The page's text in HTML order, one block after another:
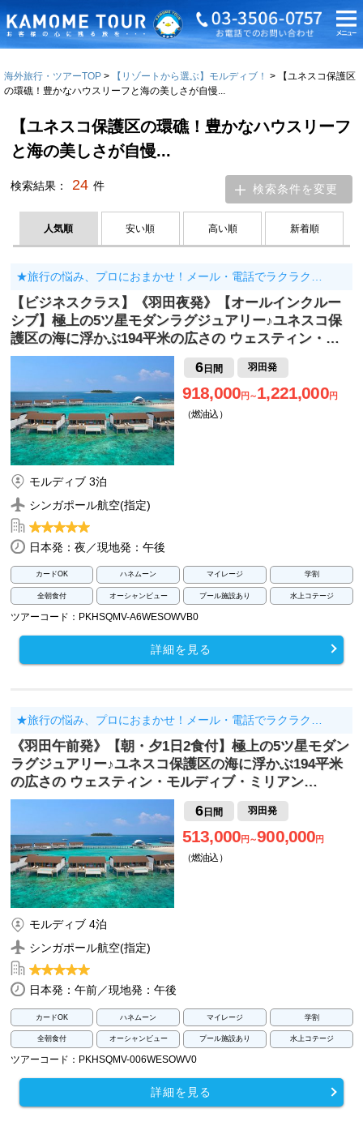
海外旅行・ツアーTOP 【リゾートから選ぶ】モルディブ！
【ユネスコ保護区
の環礁！豊かなハウスリーフと海の美しさが自慢...
【ユネスコ保護区の環礁！豊かなハウスリーフ
と海の美しさが自慢...
検索結果： 24 件 検索条件を変更
人気順 安い順 高い順 新着順
★旅行の悩み、プロにおまかせ！メール・電話でラクラク…
【ビジネスクラス】《羽田夜発》【オールインクルー
シブ】極上の5ツ星モダンラグジュアリー♪ユネスコ保
護区の海に浮かぶ194平米の広さの ウェスティン・…
6日間 羽田発
918,000円～1,221,000円
（燃油込）
モルディブ 3泊
シンガポール航空(指定)
日本発：夜／現地発：午後
カードOK ハネムーン マイレージ 学割
全朝食付 オーシャンビュー プール施設あり 水上コテージ
ツアーコード：PKHSQMV-A6WESOWVB0
詳細を見る
★旅行の悩み、プロにおまかせ！メール・電話でラクラク…
《羽田午前発》【朝・夕1日2食付】極上の5ツ星モダン
ラグジュアリー♪ユネスコ保護区の海に浮かぶ194平米
の広さの ウェスティン・モルディブ・ミリアン…
6日間 羽田発
513,000円～900,000円
（燃油込）
モルディブ 4泊
シンガポール航空(指定)
日本発：午前／現地発：午後
カードOK ハネムーン マイレージ 学割
全朝食付 オーシャンビュー プール施設あり 水上コテージ
ツアーコード：PKHSQMV-006WESOWV0
詳細を見る